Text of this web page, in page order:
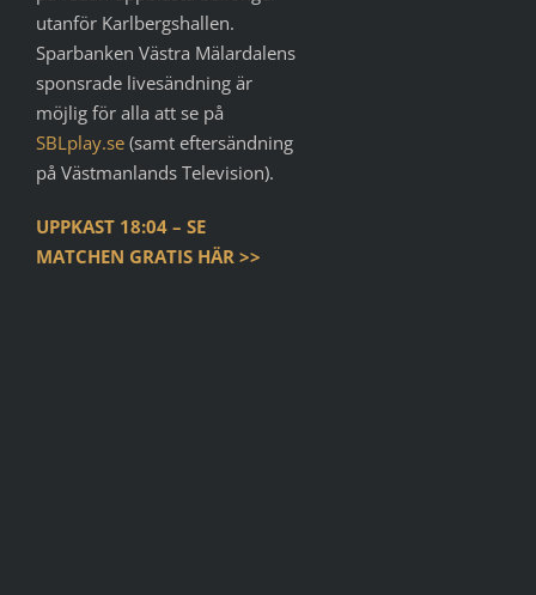
utanför Karlbergshallen.
Sparbanken Västra Mälardalens
sponsrade livesändning är
möjlig för alla att se på
SBLplay.se (samt eftersändning
på Västmanlands Television).
UPPKAST 18:04 – SE
MATCHEN GRATIS HÄR >>